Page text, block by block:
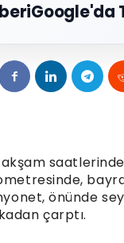
Google'da
akşam
önünde
çarptı.